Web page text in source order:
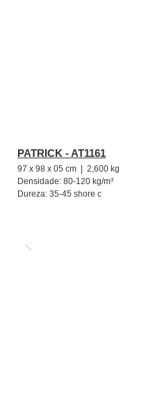
PATRICK - AT1161
97 x 98 x 05 cm | 2,600 kg
Densidade: 80-120 kg/m³
Dureza: 35-45 shore c